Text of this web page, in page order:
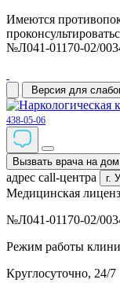
Имеются
№Л041-01170-02/
Версия для
438-05-06
Вызвать врача на дом
адрес call-центра
Медицинская
№Л041-01170-02/
Режим работы
Круглосуточно, 24/7